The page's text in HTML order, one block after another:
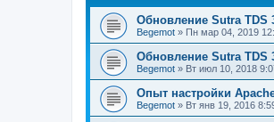
Обновление Sutra TDS
Begemot » Пн мар 04, 2019
Обновление Sutra TDS
Begemot » Вт июл 10, 2018
Опыт настройки
Begemot » Вт янв 19, 2016